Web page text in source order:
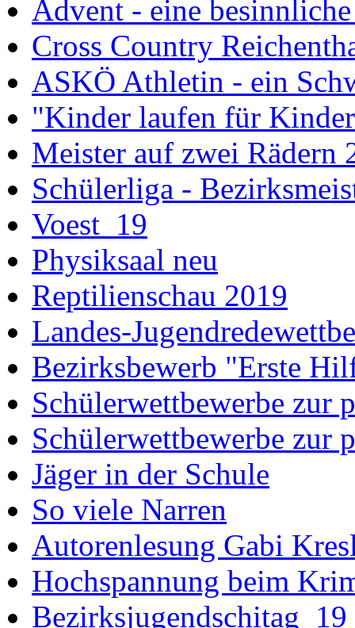
Advent - eine
Cross Country
ASKÖ Athletin - ein
"Kinder laufen für
Meister auf zwei Rädern
Schülerliga -
Voest_19
Physiksaal neu
Reptilienschau 2019
Landes-
Bezirksbewerb "Erste
Schülerwettbewerbe zur
Schülerwettbewerbe zur
Jäger in der Schule
So viele Narren
Autorenlesung Gabi
Hochspannung beim
Bezirksjugendschitag_19